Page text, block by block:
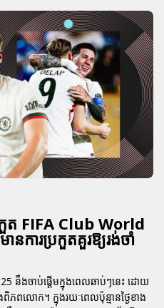
កួត FIFA Club World
ការប្រកួតគួរឱ្យរង់ចាំ
នឹងចាប់ផ្តើមក្នុងពេលឆាប់ៗនេះ ដោយ
ភពលោក។ ក្នុងរយៈពេលប៉ុន្មានថ្ងៃខាង